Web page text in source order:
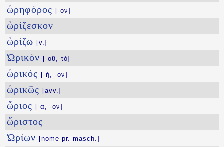
ὡρηφόρος [-ον]
ὠρίζεσκον
ὠρίζω [v.]
Ὠρικόν [-οῦ, τό]
ὡρικός [-ή, -όν]
ὡρικῶς [avv.]
ὥριος [-α, -ον]
ὤριστος
Ὠρίων [nome pr. masch.]